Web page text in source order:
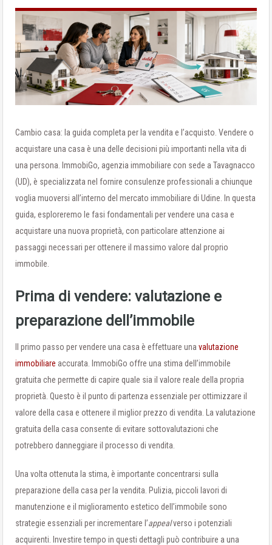
Cambio casa: la guida completa per la vendita e l’acquisto. Vendere o
acquistare una casa è una delle decisioni più importanti nella vita di
una persona. ImmobiGo, agenzia immobiliare con sede a Tavagnacco
(UD), è specializzata nel fornire consulenze professionali a chiunque
voglia muoversi all’interno del mercato immobiliare di Udine. In questa
guida, esploreremo le fasi fondamentali per vendere una casa e
acquistare una nuova proprietà, con particolare attenzione ai
passaggi necessari per ottenere il massimo valore dal proprio
immobile.
Prima di vendere: valutazione e
preparazione dell’immobile
Il primo passo per vendere una casa è effettuare una valutazione
immobiliare accurata. ImmobiGo offre una stima dell’immobile
gratuita che permette di capire quale sia il valore reale della propria
proprietà. Questo è il punto di partenza essenziale per ottimizzare il
valore della casa e ottenere il miglior prezzo di vendita. La valutazione
gratuita della casa consente di evitare sottovalutazioni che
potrebbero danneggiare il processo di vendita.
Una volta ottenuta la stima, è importante concentrarsi sulla
preparazione della casa per la vendita. Pulizia, piccoli lavori di
manutenzione e il miglioramento estetico dell’immobile sono
strategie essenziali per incrementare l’appealverso i potenziali
acquirenti. Investire tempo in questi dettagli può contribuire a una